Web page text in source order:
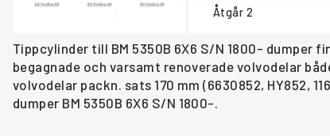
Åtgår 2
Tippcylinder till BM 5350B 6X6 S/N 1800- dumper
begagnade och varsamt renoverade volvodelar
volvodelar packn. sats 170 mm (6630852, HY852,
dumper BM 5350B 6X6 S/N 1800-.